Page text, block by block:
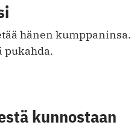
hänen kumppaninsa.
pukahda.
kunnostaan